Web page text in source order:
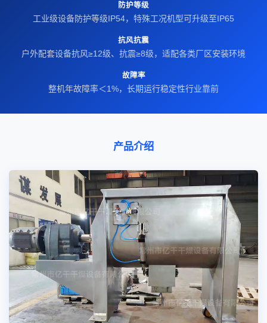
防护等级
工业级设备防护等级IP54，特殊工况机型可升级至IP65
抗风抗震
户外配套设备抗风≥12级、抗震≥8级，适配各类厂区安装环境
故障率
整机年故障率＜1%，长期运行稳定性行业靠前
产品介绍